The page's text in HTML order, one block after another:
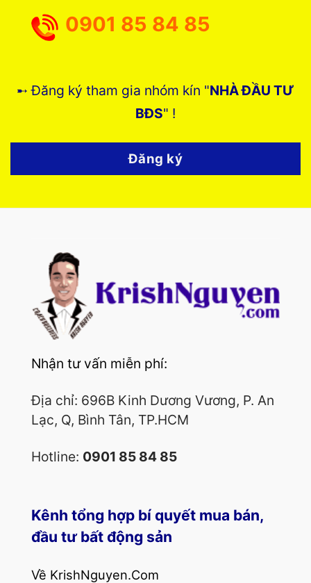
0901 85 84 85
➸ Đăng ký tham gia nhóm kín "NHÀ ĐẦU TƯ
BĐS" !
Đăng ký
Nhận tư vấn miễn phí:
Địa chỉ: 696B Kinh Dương Vương, P. An
Lạc, Q, Bình Tân, TP.HCM
Hotline: 0901 85 84 85
Kênh tổng hợp bí quyết mua bán,
đầu tư bất động sản
Về KrishNguyen.Com